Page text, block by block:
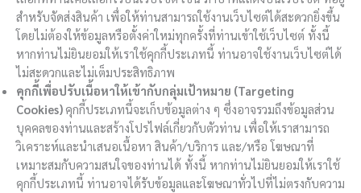
สำหรับจัดส่งสินค้า เพื่อให้ท่านสามารถใช้งานเว็บไซต์ได้สะดวกยิ่งขึ้น
โดยไม่ต้องให้ข้อมูลหรือตั้งค่าใหม่ทุกครั้งที่ท่านเข้าใช้เว็บไซต์ ทั้งนี้
หากท่านไม่ยินยอมให้เราใช้คุกกี้ประเภทนี้ ท่านอาจใช้งานเว็บไซต์ได้
ไม่สะดวกและไม่เต็มประสิทธิภาพ
คุกกี้เพื่อปรับเนื้อหาให้เข้ากับกลุ่มเป้าหมาย (Targeting
Cookies) คุกกี้ประเภทนี้จะเก็บข้อมูลต่าง ๆ ซึ่งอาจรวมถึงข้อมูลส่วน
บุคคลของท่านและสร้างโปรไฟล์เกี่ยวกับตัวท่าน เพื่อให้เราสามารถ
วิเคราะห์และนำเสนอเนื้อหา สินค้า/บริการ และ/หรือ โฆษณาที่
เหมาะสมกับความสนใจของท่านได้ ทั้งนี้ หากท่านไม่ยินยอมให้เราใช้
คุกกี้ประเภทนี้ ท่านอาจได้รับข้อมูลและโฆษณาทั่วไปที่ไม่ตรงกับความ